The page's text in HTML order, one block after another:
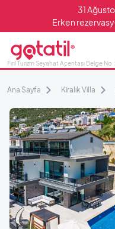
31
Erken
Fırıl Turizm Seyahat Acentası Belge No
Ana Sayfa Kiralık Villa